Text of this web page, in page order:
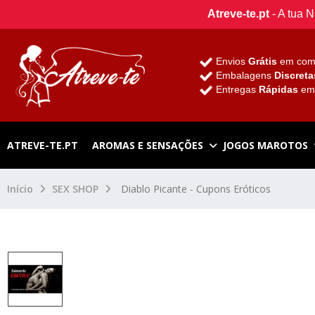
Atreve-te.pt- A tua
Envios Grátis em
Embalagens
Entregas Rápidas em
ATREVE-TE.PT AROMAS E SENSAÇÕES JOGOS MAROTOS
Início SEX SHOP Diablo Picante - Cupons Eróticos